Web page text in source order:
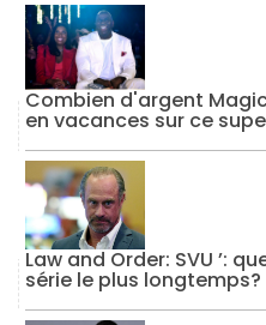
Combien d'argent
en vacances sur ce
Law and Order: SVU ’:
série le plus longtemps?